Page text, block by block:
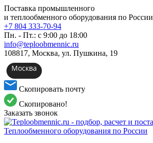
Поставка промышленного
и теплообменного оборудования по России
+7 804 333-70-94
Пн. - Пт.: с 9:00 до 18:00
info@teploobmennic.ru
108817, Москва, ул. Пушкина, 19
Москва
Скопировать почту
Скопировано!
Заказать звонок